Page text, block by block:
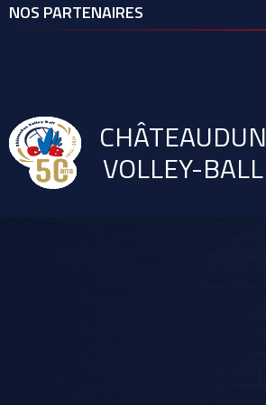
NOS PARTENAIRES
CHÂTEAUDUN
VOLLEY-BALL